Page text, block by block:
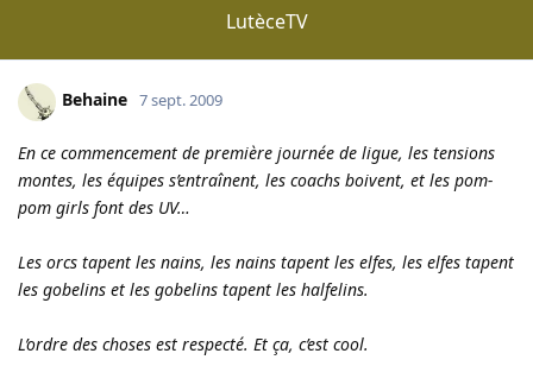
LutèceTV
Behaine 7 sept. 2009
En ce commencement de première journée de ligue, les tensions
montes, les équipes s’entraînent, les coachs boivent, et les pom-
pom girls font des UV…
Les orcs tapent les nains, les nains tapent les elfes, les elfes tapent
les gobelins et les gobelins tapent les halfelins.
L’ordre des choses est respecté. Et ça, c’est cool.